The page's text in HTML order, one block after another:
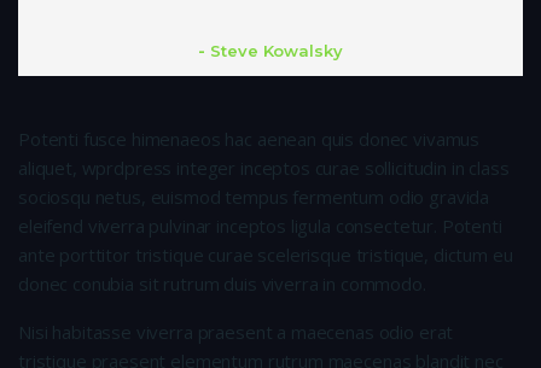
Steve Kowalsky
Potenti fusce himenaeos hac aenean quis donec vivamus
aliquet, wprdpress integer inceptos curae sollicitudin in class
sociosqu netus, euismod tempus fermentum odio gravida
eleifend viverra pulvinar inceptos ligula consectetur. Potenti
ante porttitor tristique curae scelerisque tristique, dictum eu
donec conubia sit rutrum duis viverra in commodo.
Nisi habitasse viverra praesent a maecenas odio erat
tristique praesent elementum rutrum maecenas blandit nec